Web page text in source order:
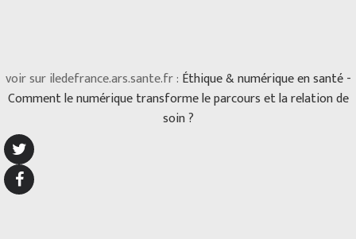
voir sur iledefrance.ars.sante.fr : Éthique & numérique en santé -
Comment le numérique transforme le parcours et la relation de
soin ?